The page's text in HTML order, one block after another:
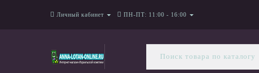
Личный кабинет ПН-ПТ: 11:00 - 16:00